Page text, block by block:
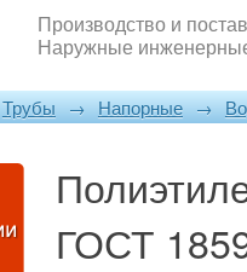
Производство и
Наружные
Трубы → Напорные →
ГОСТ